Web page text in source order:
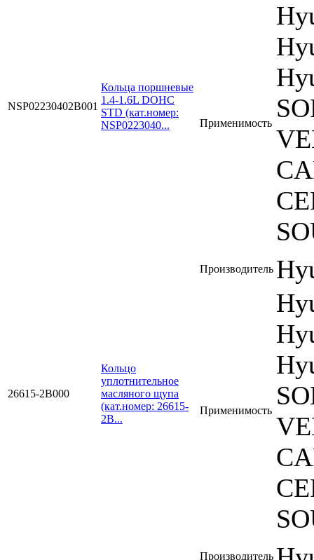
NSP02230402B001
Кольца поршневые
1.4-1.6L DOHC
STD (кат.номер:
NSP0223040...
Применимость
26615-2B000
Кольцо
уплотнительное
масляного щупа
(кат.номер: 26615-
2B...
Производитель
Применимость
Производитель